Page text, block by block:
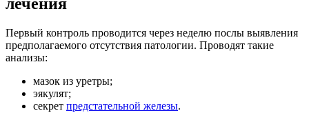
Первый контроль проводится через неделю послы выявления
предполагаемого отсутствия патологии. Проводят такие
анализы:
мазок из уретры;
эякулят;
секрет предстательной железы.